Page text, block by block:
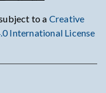
to a Creative
International License